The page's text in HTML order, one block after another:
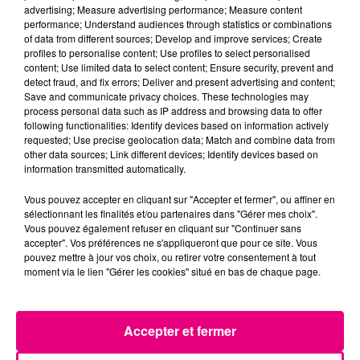
25 septembre 2024
AIDE À DOMICILE (H/F)
Nous recherchons des aides à domicile à temps
partiel afin d'intégrer notre équipe !
advertising; Measure advertising performance; Measure content
performance; Understand audiences through statistics or combinations
of data from different sources; Develop and improve services; Create
profiles to personalise content; Use profiles to select personalised
content; Use limited data to select content; Ensure security, prevent and
detect fraud, and fix errors; Deliver and present advertising and content;
Save and communicate privacy choices. These technologies may
process personal data such as IP address and browsing data to offer
following functionalities: Identify devices based on information actively
requested; Use precise geolocation data; Match and combine data from
other data sources; Link different devices; Identify devices based on
information transmitted automatically.
Vous pouvez accepter en cliquant sur "Accepter et fermer", ou affiner en
sélectionnant les finalités et/ou partenaires dans "Gérer mes choix".
Vous pouvez également refuser en cliquant sur "Continuer sans
accepter". Vos préférences ne s'appliqueront que pour ce site. Vous
pouvez mettre à jour vos choix, ou retirer votre consentement à tout
moment via le lien "Gérer les cookies" situé en bas de chaque page.
Accepter et fermer